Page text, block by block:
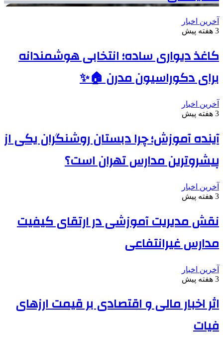
آخرین اخبار
3 هفته پیش
کاغذ دیواری ساده؛ انتخابی هوشمندانه
برای دکوراسیون مدرن 🏠✨
آخرین اخبار
3 هفته پیش
آینده آموزش؛ چرا دبستان روشنگران یکی از
پیشروترین مدارس تهران است؟
آخرین اخبار
3 هفته پیش
نقش مدیریت آموزشی در ارتقای کیفیت
مدارس غیرانتفاعی
آخرین اخبار
3 هفته پیش
اثر اخبار مالی و اقتصادی بر قیمت ارزهای
فیات